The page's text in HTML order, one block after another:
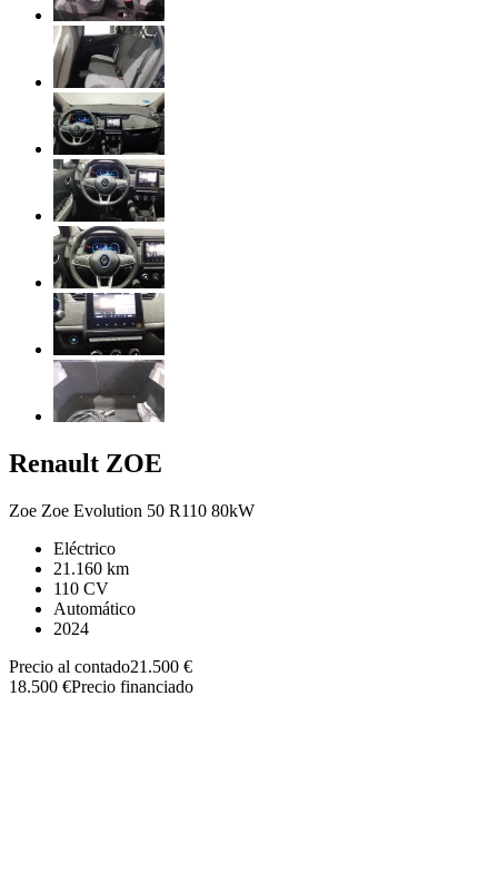
Renault ZOE
Zoe Zoe Evolution 50 R110 80kW
Eléctrico
21.160 km
110 CV
Automático
2024
Precio al contado21.500 €
18.500 €Precio financiado